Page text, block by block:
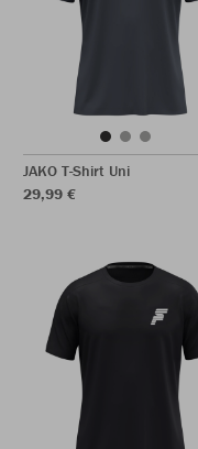
JAKO T-Shirt Uni
29,99 €